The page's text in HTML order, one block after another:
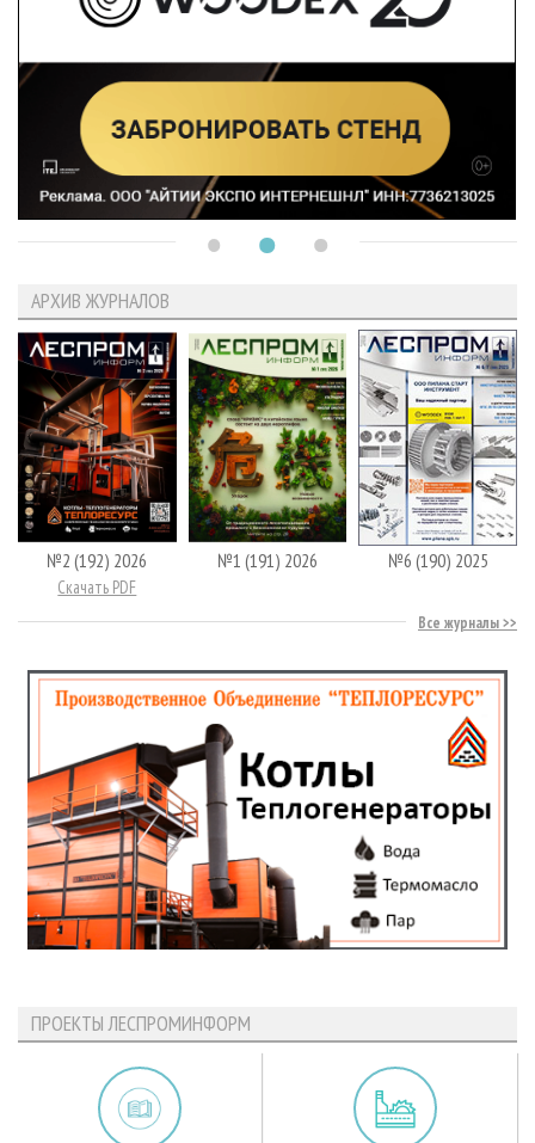
АРХИВ ЖУРНАЛОВ
№2 (192) 2026
Скачать PDF
№1 (191) 2026 №6 (190) 2025
Все журналы
ПРОЕКТЫ ЛЕСПРОМИНФОРМ